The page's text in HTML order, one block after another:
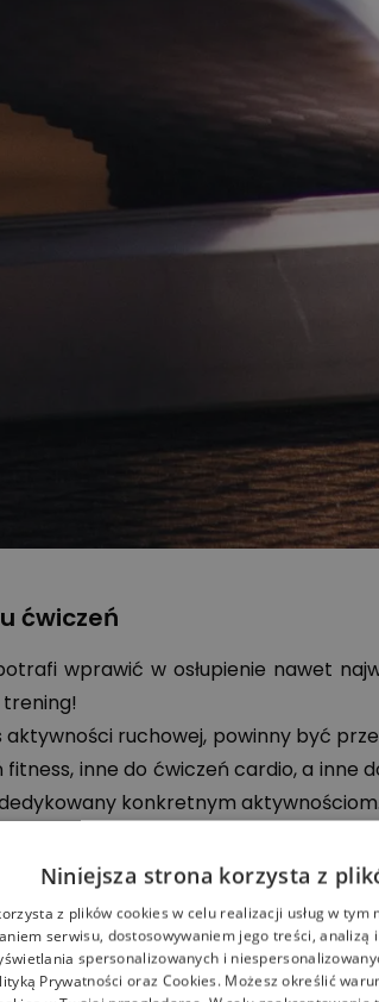
ćwiczeń
wprawić w osłupienie nawet
ruchowej, powinny być
inne do ćwiczeń cardio, a inne
konkretnym aktywnościom.
buty przeznaczone do aktywności o
o dużej elastyczności.
na rowerku stacjonarnym lub
odprowadzanie wilgoci. Przyda
Niniejsza strona korzysta z
z plików cookies w celu realizacji usług w tym
serwisu, dostosowywaniem jego treści, analizą
spersonalizowanych i
Prywatności oraz Cookies. Możesz określić